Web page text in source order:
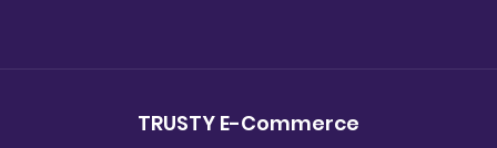
TRUSTY E-Commerce